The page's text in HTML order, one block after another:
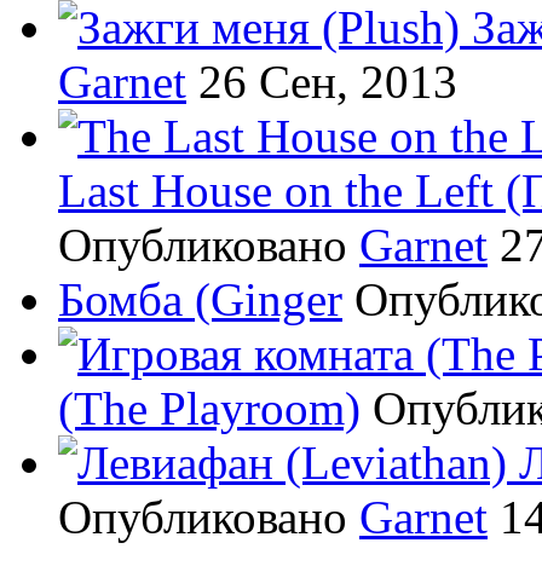
Garnet 26 Сен, 2013
Last House on the Left
Опубликовано Garnet
Бомба (Ginger
(The Playroom)
Опубликовано Garnet